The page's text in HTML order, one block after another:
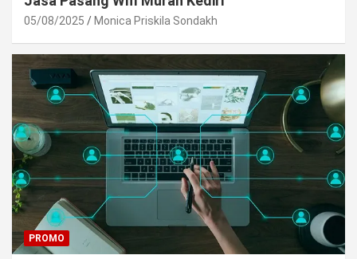
05/08/2025 Monica Priskila Sondakh
PROMO